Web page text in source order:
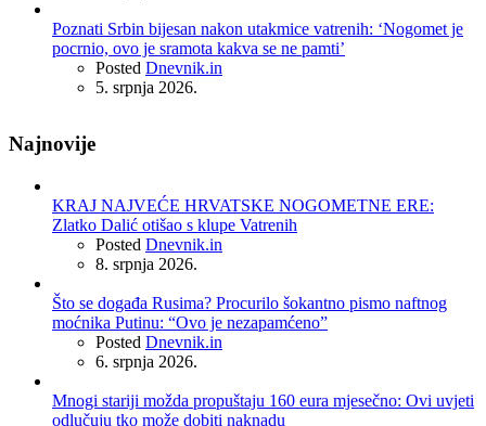
Poznati Srbin bijesan nakon utakmice vatrenih: ‘Nogomet je
pocrnio, ovo je sramota kakva se ne pamti’
Posted Dnevnik.in
5. srpnja 2026.
Najnovije
KRAJ NAJVEĆE HRVATSKE NOGOMETNE ERE:
Zlatko Dalić otišao s klupe Vatrenih
Posted Dnevnik.in
8. srpnja 2026.
Što se događa Rusima? Procurilo šokantno pismo naftnog
moćnika Putinu: “Ovo je nezapamćeno”
Posted Dnevnik.in
6. srpnja 2026.
Mnogi stariji možda propuštaju 160 eura mjesečno: Ovi uvjeti
odlučuju tko može dobiti naknadu